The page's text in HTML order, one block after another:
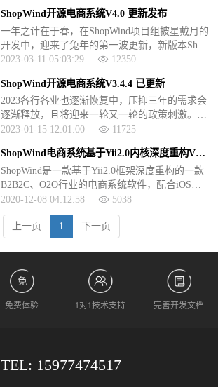
ShopWind开源电商系统V4.0 更新发布
一年之计在于春，在ShopWind项目组披星戴月的
开发中，迎来了兔年的第一波更新，新版本Shop
Wind v4.0正式发布啦！新版本采用全新技术构
us UI、 axios数据请求、页面异步加载。
2023-03-11 05:03:29 12350
ShopWind开源电商系统V3.4.4 已更新
2023各行各业也逐渐恢复中，压抑三年的需求会
逐渐释放，且将迎来一轮又一轮的政策刺激。新
的一年ShopWind团队做好了准备，不断优化系
商系统软件。
2023-01-15 12:01:00 11725
ShopWind电商系统基于Yii2.0内核深度重构V2.0
版正式发布
ShopWind是一款基于Yii2.0框架深度重构的一款
B2B2C、O2O行业的电商系统软件，配合iOS、A
ndroid移动应用，您可以轻松创建和发布属于自
己品牌的专业的电商平台，进行全方位的品牌宣
传和产品推广。Yii以快速、安全、专业著称，是
一个高性能、高拓展，适合开发大型WEB2.0的P
HP框架，ShopWind集成了Yii框架的所有优点，
是您搭建电商网站，移动应用的理想选择
2020-12-08 04:12:58 5038
上一页 1 下一页
免费体验 1对1技术支持 完善开发文档
TEL: 15977474517